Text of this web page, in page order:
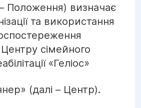
– Положення) визначає
та використання
сімейного
«Геліос»
(далі – Центр).